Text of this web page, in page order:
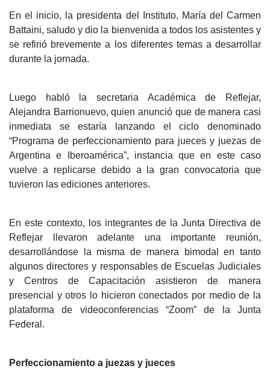
En el inicio, la presidenta del Instituto, María del Carmen
Battaini, saludo y dio la bienvenida a todos los asistentes y
se refirió brevemente a los diferentes temas a desarrollar
durante la jornada.
Luego habló la secretaria Académica de Reflejar,
Alejandra Barrionuevo, quien anunció que de manera casi
inmediata se estaría lanzando el ciclo denominado
“Programa de perfeccionamiento para jueces y juezas de
Argentina e Iberoamérica”, instancia que en este caso
vuelve a replicarse debido a la gran convocatoria que
tuvieron las ediciones anteriores.
En este contexto, los integrantes de la Junta Directiva de
Reflejar llevaron adelante una importante reunión,
desarrollándose la misma de manera bimodal en tanto
algunos directores y responsables de Escuelas Judiciales
y Centros de Capacitación asistieron de manera
presencial y otros lo hicieron conectados por medio de la
plataforma de videoconferencias “Zoom” de la Junta
Federal.
Perfeccionamiento a juezas y jueces